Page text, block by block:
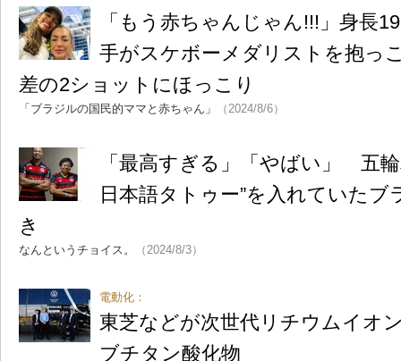
「もう赤ちゃんじゃん!!!」身長
手がスケボーメダリストを抱
差の2ショットにほっこり
「ブラジルの国民的ママと赤ちゃん」 （2024/8/6）
「最高すぎる」「やばい」 五
日本語タトゥー”を入れていたブ
き
なんというチョイス。 （2024/8/3）
電動化：
東芝などが次世代リチウムイオ
ブチタン酸化物